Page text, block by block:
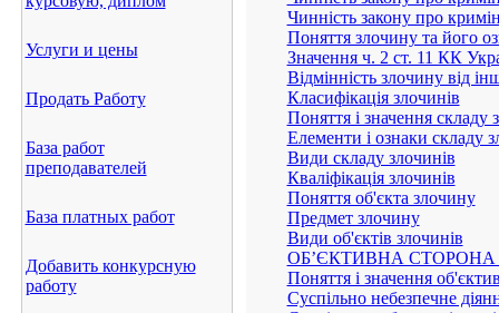
Услуги и цены
Продать Работу
База работ
преподавателей
База платных работ
Добавить конкурсную
работу
Чинність закону про
Поняття злочину та його
Значення ч. 2 ст. 11 КК
Відмінність злочину від
Класифікація злочинів
Поняття і значення складу
Елементи і ознаки складу
Види складу злочинів
Кваліфікація злочинів
Поняття об'єкта злочину
Предмет злочину
Види об'єктів злочинів
ОБ’ЄКТИВНА
Поняття і значення
Суспільно небезпечне